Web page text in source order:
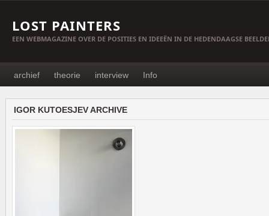
LOST PAINTERS
EEN WEBMAGAZINE OVER DE POSITIES EN IDEEËN IN DE HEDENDAAGSE
archief theorie interview Info
IGOR KUTOESJEV ARCHIVE